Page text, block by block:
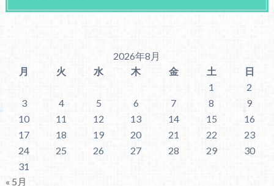
2026年8月
月
火 水 木 金 土
日
1
2
3
4 5 6 7 8
9
10
11 12 13 14 15
16
17
18 19 20 21 22
23
24
25 26 27 28 29
30
31
« 5月